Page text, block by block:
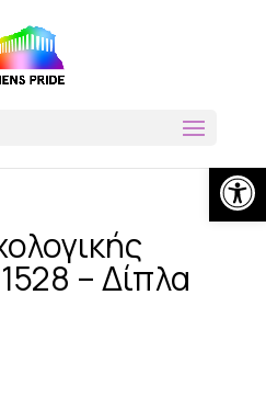
– Δίπλα